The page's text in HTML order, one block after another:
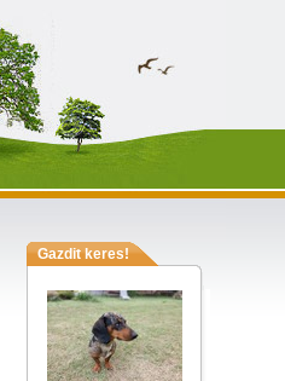
Gazdit keres!